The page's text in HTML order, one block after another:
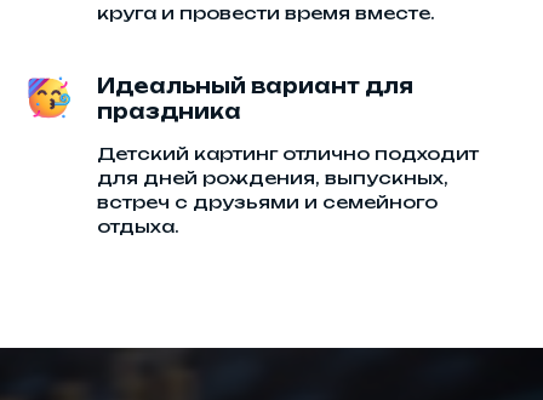
круга и провести время вместе.
Идеальный вариант для
праздника
Детский картинг отлично подходит
для дней рождения, выпускных,
встреч с друзьями и семейного
отдыха.